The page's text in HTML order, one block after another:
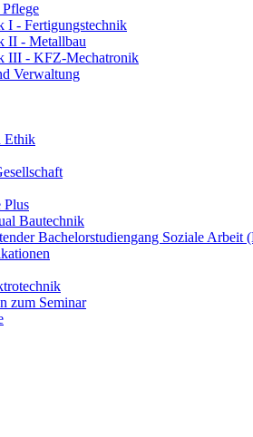
I - Fertigungstechnik
II - Metallbau
III - KFZ-Mechatronik
Verwaltung
Ethik
Plus
Bautechnik
Bachelor­studiengang Soziale Arbeit
zum Seminar